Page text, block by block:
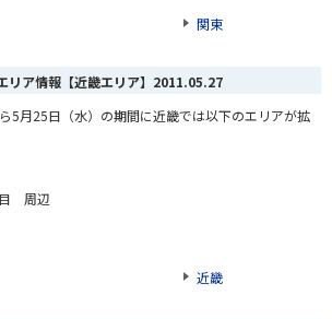
関東
ア情報【近畿エリア】 2011.05.27
5月25日（水）の期間に近畿では以下のエリアが拡
目 周辺
近畿